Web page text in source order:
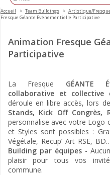
Accueil Team Buildings
Artistique/Fresque
Fresque Géante Evénementielle Participative
Animation Fresque
Participative
La Fresque GÉANTE
collaborative et collective
déroule en libre accès, lors
Stands, Kick Off Congrès,
personnalise avec votre Logo
et Styles sont possibles :
Végétale, Recup’ Art RSE,
Building par équipes-
plaisir pour tous vos
commune.